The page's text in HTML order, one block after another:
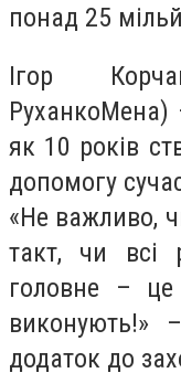
понад 25
Ігор
РуханкоМена)
як 10 років
допомогу
«Не важливо,
такт, чи всі
головне –
виконують!»
додаток до